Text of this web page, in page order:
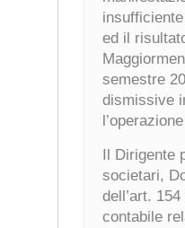
ed il
semestre
dismissive
Il Dirigente
societari,
dell’art.
contabile